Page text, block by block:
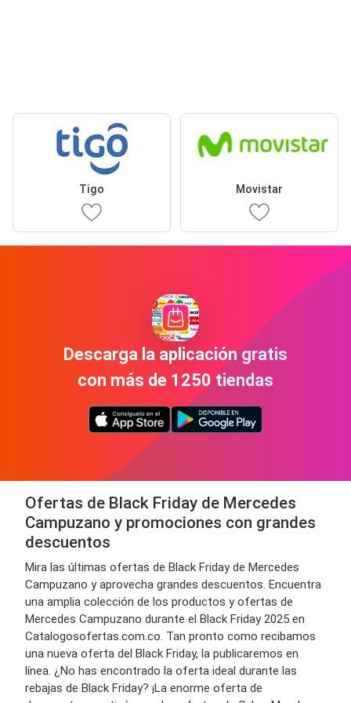
Tigo Movistar
Descarga la aplicación gratis
con más de 1250 tiendas
Ofertas de Black Friday de Mercedes
Campuzano y promociones con grandes
descuentos
Mira las últimas ofertas de Black Friday de Mercedes
Campuzano y aprovecha grandes descuentos. Encuentra
una amplia colección de los productos y ofertas de
Mercedes Campuzano durante el Black Friday 2025 en
Catalogosofertas.com.co. Tan pronto como recibamos
una nueva oferta del Black Friday, la publicaremos en
línea. ¿No has encontrado la oferta ideal durante las
rebajas de Black Friday? ¡La enorme oferta de